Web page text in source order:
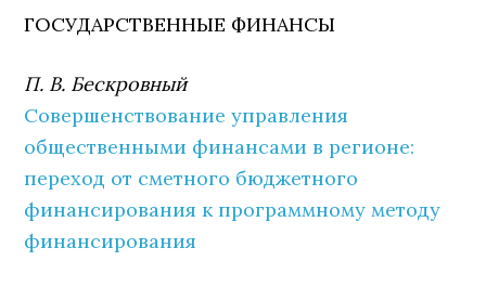
ГОСУДАРСТВЕННЫЕ ФИНАНСЫ
П. В. Бескровный
Совершенствование управления
общественными финансами в регионе:
переход от сметного бюджетного
финансирования к программному методу
финансирования